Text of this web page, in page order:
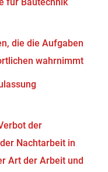
die die Aufgaben
wahrnimmt
der
Nachtarbeit in
Art der Arbeit und